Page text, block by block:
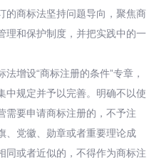
的商标法坚持问题导向，聚焦商
理和保护制度，并把实践中的一
增设“商标注册的条件”专章，
中规定并予以完善。明确不以使
需要申请商标注册的，不予注
、党徽、勋章或者重要理论成
同或者近似的，不得作为商标注